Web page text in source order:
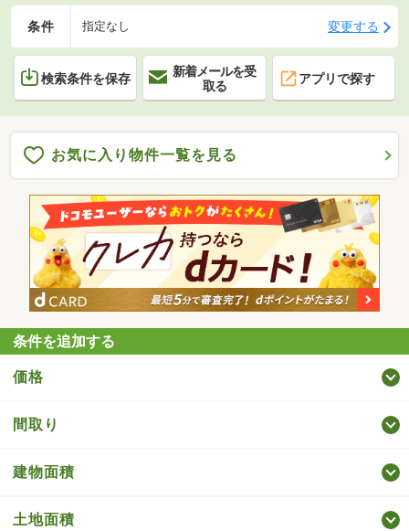
条件 指定なし 変更する
検索条件を保存
新着メールを受
取る
アプリで探す
お気に入り物件一覧を見る
条件を追加する
価格
間取り
建物面積
土地面積